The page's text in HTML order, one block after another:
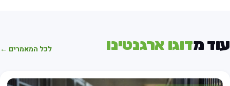
מדוגו ארגנטינו לכל המאמרים ←